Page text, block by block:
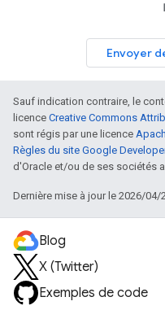
Envoyer
Sauf indication contraire, le
licence Creative Commons
sont régis par une licence
Règles du site Google
d'Oracle et/ou de ses sociétés
Dernière mise à jour le 2026/04/
Blog
X (Twitter)
Exemples de code